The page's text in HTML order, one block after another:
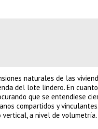
naturales de las
del lote lindero. En
que se entendiese
compartidos y
a nivel de volumetría.